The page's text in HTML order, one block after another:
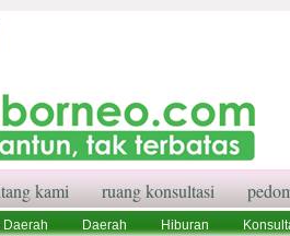
kami ruang konsultasi
Daerah Daerah Hiburan